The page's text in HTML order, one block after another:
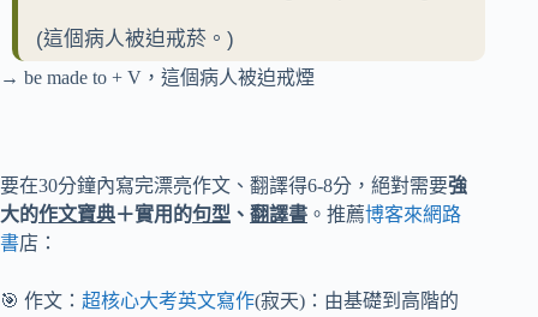
(這個病人被迫戒菸。)
→ be made to + V，這個病人被迫戒煙
要在30分鐘內寫完漂亮作文、翻譯得6-8分，絕對需要強
大的作文寶典＋實用的句型 、 翻譯書 。推薦博客來網路
書店：
🎯 作文： 超核心大考英文寫作(寂天)：由基礎到高階的